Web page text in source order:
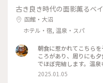
古き良き時代の面影薫るベ
函館・大沼
ホテル・宿, 温泉・スパ
朝食に惹かれてこちら
ころがあり、周りにも
でほぼ完結します。温
かも良かったです。
2025.01.05